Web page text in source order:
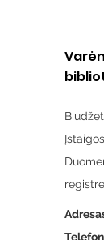
registre